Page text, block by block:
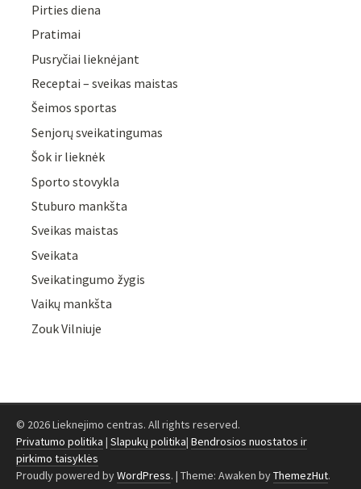
Pirties diena
Pratimai
Pusryčiai lieknėjant
Receptai – sveikas maistas
Šeimos sportas
Senjorų sveikatingumas
Šok ir lieknėk
Sporto stovykla
Stuburo mankšta
Sveikas maistas
Sveikata
Sveikatingumo žygis
Vaikų mankšta
Zouk Vilniuje
© 2026 Lieknejimo centras. All rights reserved.
Privatumo politika | Slapukų politika| Bendrosios nuostatos ir
pirkimo taisyklės
Proudly powered byWordPress. | Theme: Awaken byThemezHut.